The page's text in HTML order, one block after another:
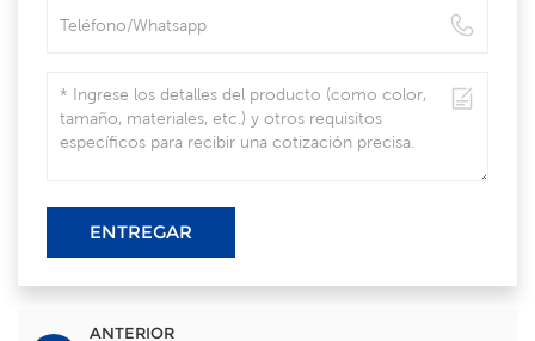
ENTREGAR
ANTERIOR